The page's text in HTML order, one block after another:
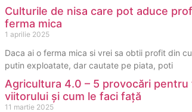
Culturile de nisa care pot aduce
ferma mica
1 aprilie 2025
Daca ai o ferma mica si vrei sa obtii profit din
putin exploatate, dar cautate pe piata, poti
Agricultura 4.0 – 5 provocări pentru
viitorului și cum le faci față
11 martie 2025